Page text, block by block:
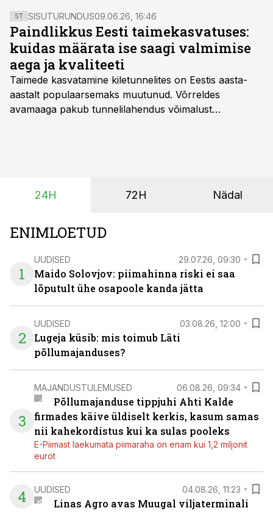
ST SISUTURUNDUS09.06.26, 16:46
Paindlikkus Eesti taimekasvatuses:
kuidas määrata ise saagi valmimise
aega ja kvaliteeti
Taimede kasvatamine kiletunnelites on Eestis aasta-
aastalt populaarsemaks muutunud. Võrreldes
avamaaga pakub tunnelilahendus võimalust
24H 72H Nädal
ENIMLOETUD
1
UUDISED 29.07.26, 09:30
Maido Solovjov: piimahinna riski ei saa
lõputult ühe osapoole kanda jätta
2
UUDISED 03.08.26, 12:00
Lugeja küsib: mis toimub Läti
põllumajanduses?
3
MAJANDUSTULEMUSED 06.08.26, 09:34
Põllumajanduse tippjuhi Ahti Kalde
firmades käive üldiselt kerkis, kasum samas
nii kahekordistus kui ka sulas pooleks
E-Piimast laekumata piimaraha on enam kui 1,2 miljonit
eurot
4 UUDISED 04.08.26, 11:23
Linas Agro avas Muugal viljaterminali